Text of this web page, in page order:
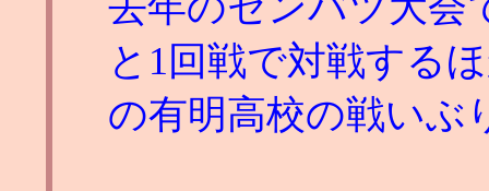
と1回戦で対戦する
の有明高校の戦いぶ